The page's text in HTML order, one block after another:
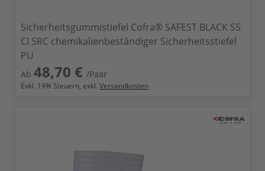
Sicherheitsgummistiefel Cofra® SAFEST BLACK S5
CI SRC chemikalienbeständiger Sicherheitsstiefel
PU
Ab 48,70 € /Paar
Exkl. 19% Steuern, exkl. Versandkosten